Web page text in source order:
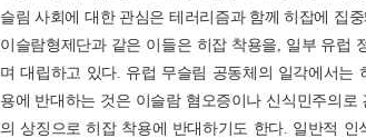
슬림 사회에 대한 관심은 테러리즘과 함께 히잡에 집
이슬람형제단과 같은 이들은 히잡 착용을, 일부 유럽
며 대립하고 있다. 유럽 무슬림 공동체의 일각에서는
용에 반대하는 것은 이슬람 혐오증이나 신식민주의
의 상징으로 히잡 착용에 반대하기도 한다. 일반적